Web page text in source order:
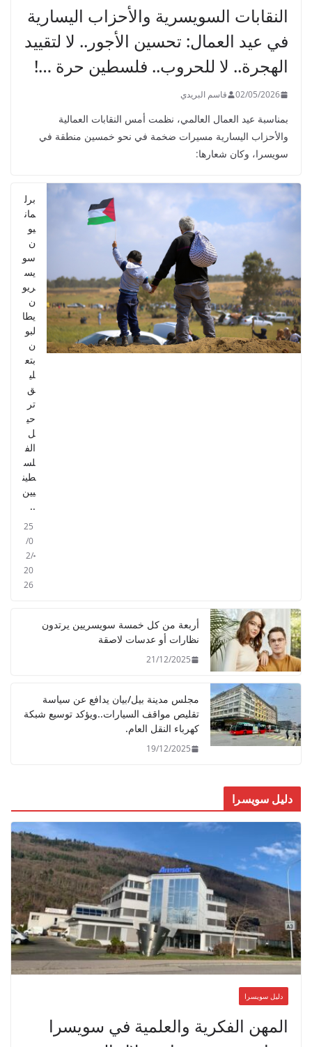
النقابات السويسرية والأحزاب اليسارية
في عيد العمال: تحسين الأجور.. لا لتقييد
الهجرة.. لا للحروب.. فلسطين حرة …!
02/05/2026 قاسم البريدي
بمناسبة عيد العمال العالمي، نظمت أمس النقابات العمالية
والأحزاب اليسارية مسيرات ضخمة في نحو خمسين منطقة في
سويسرا، وكان شعارها:
برل
مان
يو
ن
سو
يس
ريو
ن
يطا
لبو
ن
بتع
لي
ق
تر
حي
ل
الف
لس
طين
يين
..
25
/0
2/
20
26
أربعة من كل خمسة سويسريين يرتدون
نظارات أو عدسات لاصقة
21/12/2025
مجلس مدينة بيل/بيان يدافع عن سياسة
تقليص مواقف السيارات..ويؤكد توسيع شبكة
كهرباء النقل العام.
19/12/2025
دليل سويسرا
دليل سويسرا
المهن الفكرية والعلمية في سويسرا